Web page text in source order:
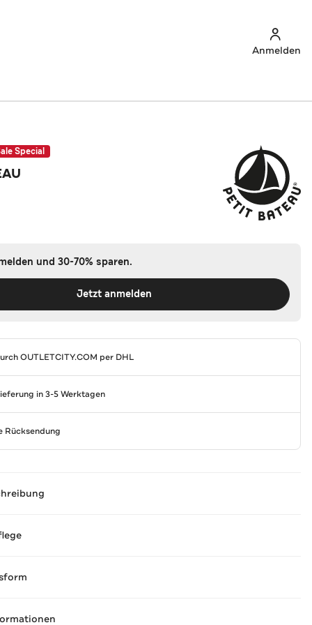
Anmelden
Special
und 30-70% sparen.
Jetzt anmelden
OUTLETCITY.COM per DHL
in 3-5 Werktagen
Rücksendung